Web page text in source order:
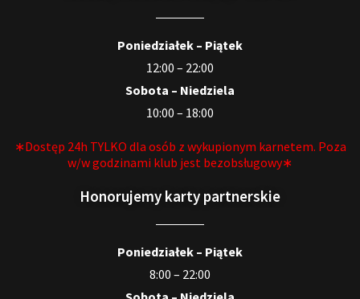
Poniedziałek – Piątek
12:00 – 22:00
Sobota – Niedziela
10:00 – 18:00
∗Dostęp 24h TYLKO dla osób z wykupionym karnetem. Poza
w/w godzinami klub jest bezobsługowy∗
Honorujemy karty partnerskie
Poniedziałek – Piątek
8:00 – 22:00